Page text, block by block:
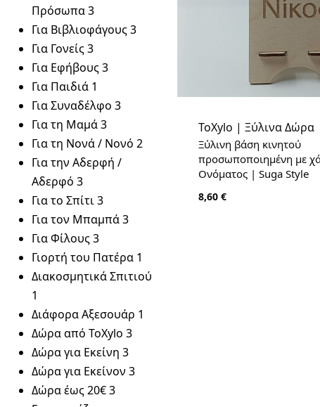
Πρόσωπα3
Για Βιβλιοφάγους3
Για Γονείς3
Για Εφήβους3
Για Παιδιά 1
Για Συναδέλφο 3
Για τη Μαμά3
Για τη Νονά / Νονό 2
Για την Αδερφή /
Αδερφό 3
Για το Σπίτι3
Για τον Μπαμπά3
Για Φίλους3
Γιορτή του Πατέρα 1
Διακοσμητικά Σπιτιού
1
Διάφορα Αξεσουάρ 1
Δώρα από ToXylo 3
Δώρα για Εκείνη 3
Δώρα για Εκείνον 3
Δώρα έως 20€3
ToXylo | Ξύλινα Δώρα
Ξύλινη βάση κινητού
προσωποποιημένη με
Ονόματος | Suga Style
8,60 €